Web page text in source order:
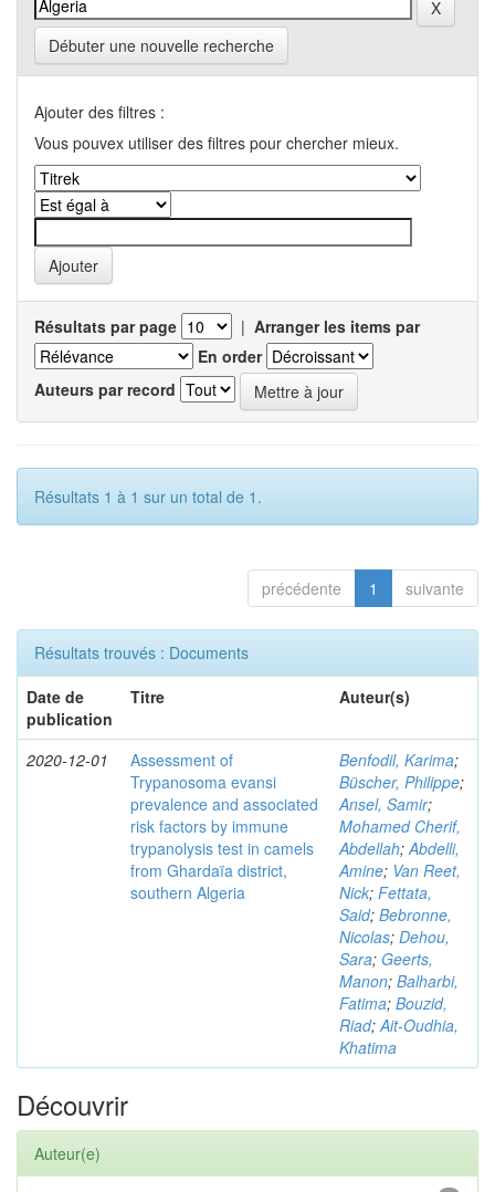
Débuter une nouvelle recherche
Ajouter des filtres :
Vous pouvex utiliser des filtres pour chercher mieux.
Résultats par page | Arranger les items par
En order
Auteurs par record
Résultats 1 à 1 sur un total de 1.
précédente 1 suivante
Résultats trouvés : Documents
Date de
publication
Titre Auteur(s)
2020-12-01
Assessment of
Trypanosoma evansi
prevalence and associated
risk factors by immune
trypanolysis test in camels
from Ghardaïa district,
southern Algeria
Benfodil, Karima;
Büscher, Philippe;
Ansel, Samir;
Mohamed Cherif,
Abdellah;Abdelli,
Amine; Van Reet,
Nick; Fettata,
Said; Bebronne,
Nicolas; Dehou,
Sara; Geerts,
Manon; Balharbi,
Fatima; Bouzid,
Riad;Ait-Oudhia,
Khatima
Découvrir
Auteur(e)